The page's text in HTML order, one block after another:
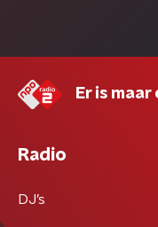
Er is maar
Radio
DJ’s